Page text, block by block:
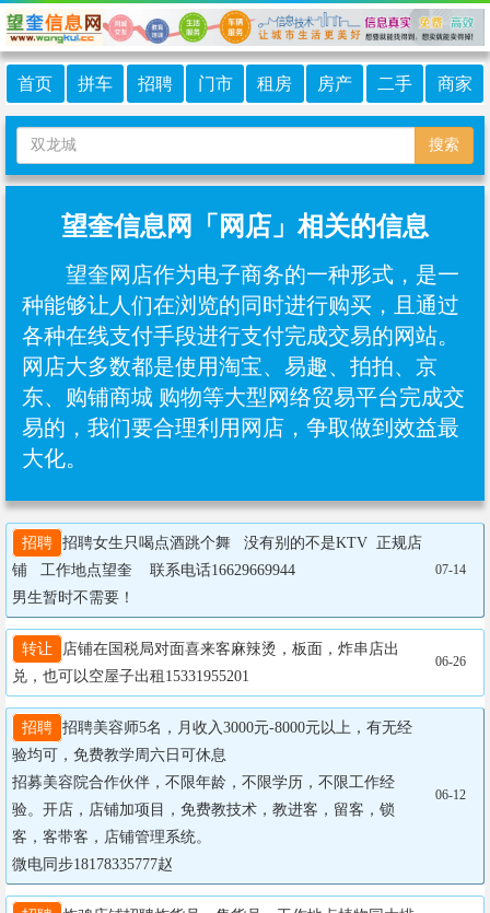
首页 拼车 招聘 门市 租房 房产 二手 商家
搜索
望奎信息网「网店」相关的信息
望奎网店作为电子商务的一种形式，是一
种能够让人们在浏览的同时进行购买，且通过
各种在线支付手段进行支付完成交易的网站。
网店大多数都是使用淘宝、易趣、拍拍、京
东、购铺商城 购物等大型网络贸易平台完成交
易的，我们要合理利用网店，争取做到效益最
大化。
招聘 招聘女生只喝点酒跳个舞   没有别的不是KTV  正规店
铺   工作地点望奎    联系电话16629669944
男生暂时不需要！
07-14
转让
店铺在国税局对面喜来客麻辣烫，板面，炸串店出
兑，也可以空屋子出租15331955201
06-26
招聘 招聘美容师5名，月收入3000元-8000元以上，有无经
验均可，免费教学周六日可休息
招募美容院合作伙伴，不限年龄，不限学历，不限工作经
验。开店，店铺加项目，免费教技术，教进客，留客，锁
客，客带客，店铺管理系统。
微电同步18178335777赵
06-12